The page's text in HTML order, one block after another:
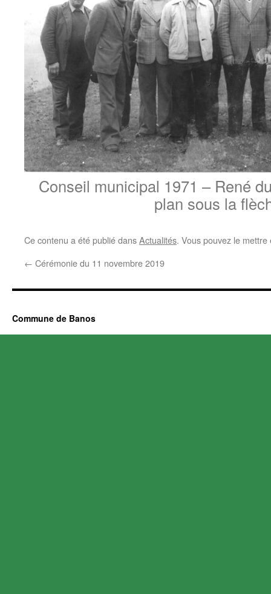
Conseil municipal 1971 – René
plan sous la
Ce contenu a été publié dansActualités. Vous pouvez le
← Cérémonie du 11 novembre 2019
Commune de Banos